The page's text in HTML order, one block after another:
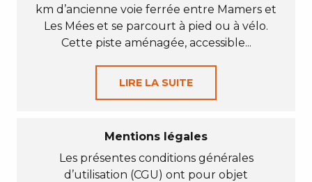
km d’ancienne voie ferrée entre Mamers et
Les Mées et se parcourt à pied ou à vélo.
Cette piste aménagée, accessible...
LIRE LA SUITE
Mentions légales
Les présentes conditions générales
d’utilisation (CGU) ont pour objet